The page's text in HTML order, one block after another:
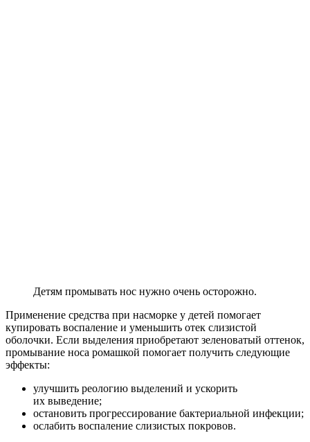
Детям промывать нос нужно очень осторожно.
Применение средства при насморке у детей помогает
купировать воспаление и уменьшить отек слизистой
оболочки. Если выделения приобретают зеленоватый оттенок,
промывание носа ромашкой помогает получить следующие
эффекты:
улучшить реологию выделений и ускорить
их выведение;
остановить прогрессирование бактериальной инфекции;
ослабить воспаление слизистых покровов.